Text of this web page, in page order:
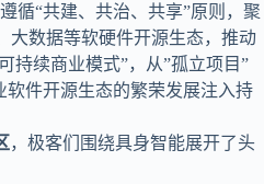
循“共建、共治、共享”原则，聚
大数据等软硬件开源生态，推动
持续商业模式”，从”孤立项目”
软件开源生态的繁荣发展注入持
，极客们围绕具身智能展开了头